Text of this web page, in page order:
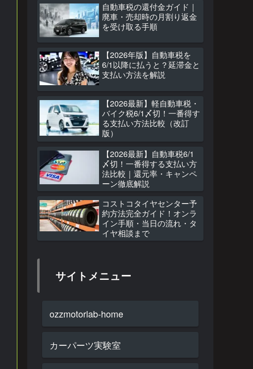
自動車税の還付金ガイド｜
廃車・売却時の月割り返金
を受け取る手順
【2026年版】自動車税を
6/1以降に払うと？延滞金と
支払い方法を解説
【2026最新】軽自動車税・
バイク税6/1〆切！一番得す
る支払い方法比較（改訂
版）
【2026最新】自動車税6/1
〆切！一番得する支払い方
法比較｜還元率・キャンペ
ーン徹底解説
コストコタイヤセンター予
約方法完全ガイド！オンラ
イン手順・当日の流れ・タ
イヤ相談まで
サイトメニュー
ozzmotorlab-home
カーパーツ実験室